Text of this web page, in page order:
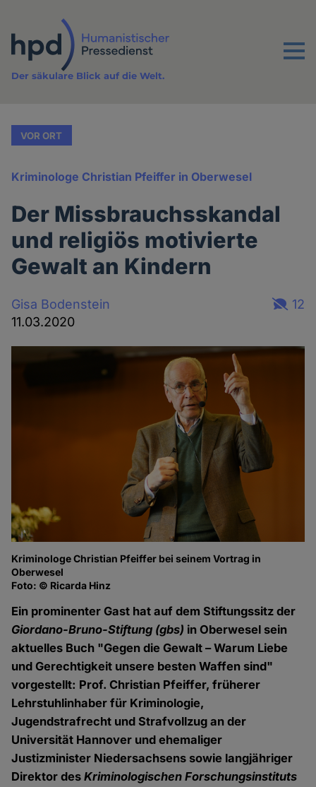
Inhalt
Menu
Der säkulare Blick auf die Welt.
VOR ORT
Kriminologe Christian Pfeiffer in Oberwesel
Der Missbrauchsskandal
und religiös motivierte
Gewalt an Kindern
Gisa Bodenstein
11.03.2020
12
Kriminologe Christian Pfeiffer bei seinem Vortrag in
Oberwesel
Foto: © Ricarda Hinz
Ein prominenter Gast hat auf dem Stiftungssitz der
Giordano-Bruno-Stiftung (gbs) in Oberwesel sein
aktuelles Buch "Gegen die Gewalt – Warum Liebe
und Gerechtigkeit unsere besten Waffen sind"
vorgestellt: Prof. Christian Pfeiffer, früherer
Lehrstuhlinhaber für Kriminologie,
Jugendstrafrecht und Strafvollzug an der
Universität Hannover und ehemaliger
Justizminister Niedersachsens sowie langjähriger
Direktor desKriminologischen Forschungsinstituts